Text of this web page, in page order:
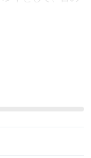
るよ！お肉好き
空かせて、長沼